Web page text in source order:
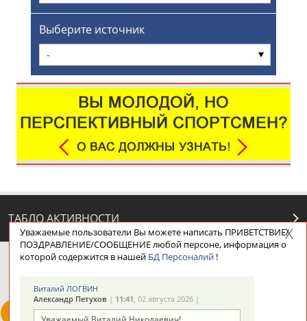
Выберите источник
-
ТАБЛО АКТИВНОСТИ
ЦЕЛИ ПРОЕКТА НАШИ КНОПКИ
Уважаемые пользователи Вы можете написать ПРИВЕТСТВИЕ/
ПОЗДРАВЛЕНИЕ/СООБЩЕНИЕ любой персоне, информация о
которой содержится в нашей БД Персоналий!
Виталий ЛОГВИН
Александр Петухов| 11:41, 02 августа 2026 |